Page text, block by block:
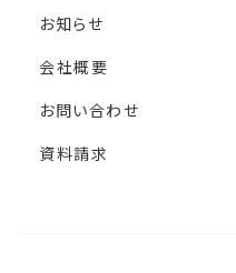
お知らせ
会社概要
お問い合わせ
資料請求